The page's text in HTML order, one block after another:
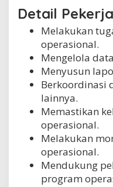
Detail
Melakukan
operasional.
Mengelola
Menyusun
Berkoordinasi
lainnya.
Memastikan
operasional.
Melakukan
operasional.
Mendukung
program